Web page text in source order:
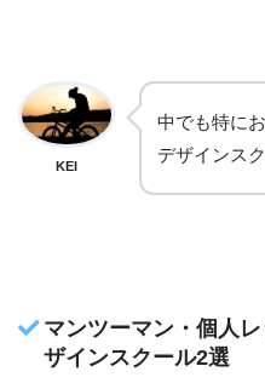
KEI
中でも特に
デザインス
マンツーマン・個人
ザインスクール2選